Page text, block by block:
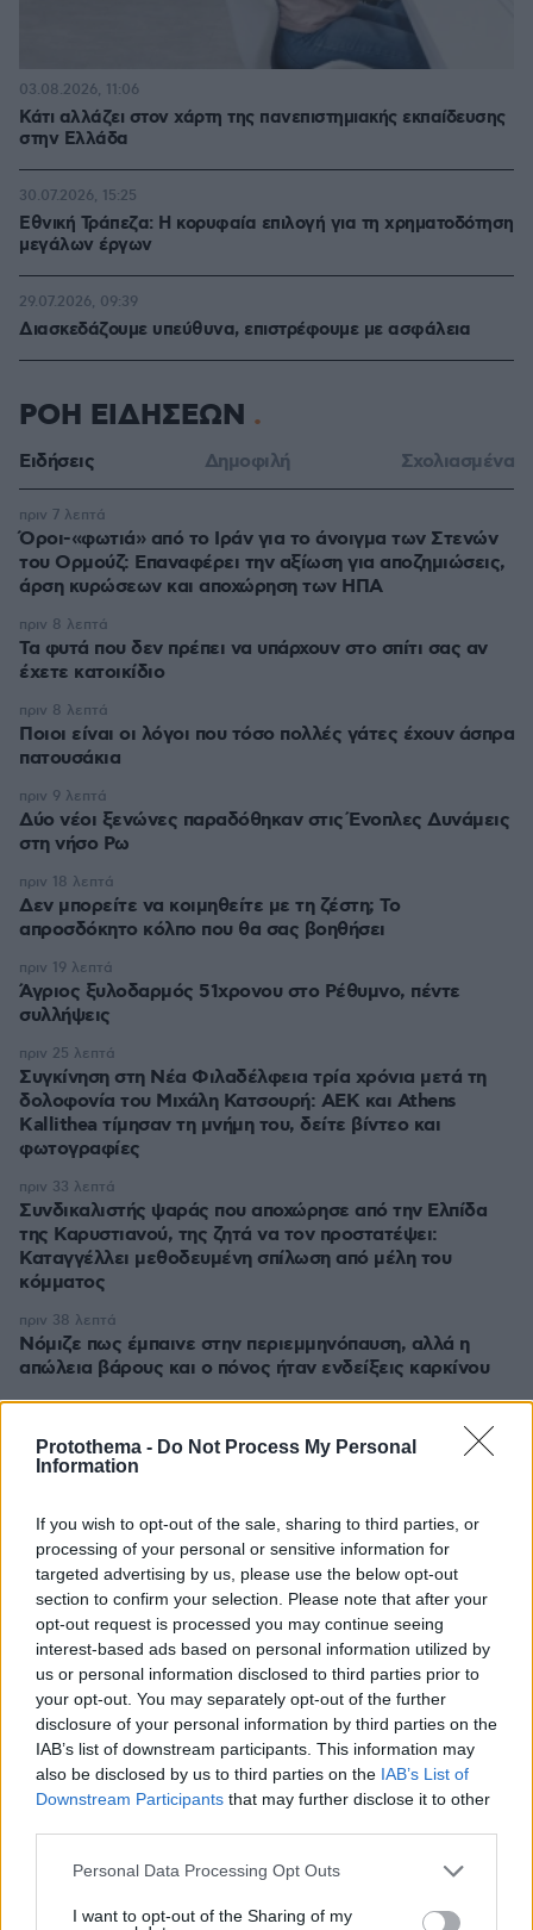
Protothema - Do Not Process My Personal
Information
If you wish to opt-out of the sale, sharing to third parties, or
processing of your personal or sensitive information for
targeted advertising by us, please use the below opt-out
section to confirm your selection. Please note that after your
opt-out request is processed you may continue seeing
interest-based ads based on personal information utilized by
us or personal information disclosed to third parties prior to
your opt-out. You may separately opt-out of the further
disclosure of your personal information by third parties on the
IAB’s list of downstream participants. This information may
also be disclosed by us to third parties on the IAB’s List of
Downstream Participants that may further disclose it to other
Please note that this website/app uses one or more Google
not limited to your visit or usage behaviour. You may click to
Personal Data Processing Opt Outs
I want to opt-out of the Sharing of my
Κάτι αλλάζει στον χάρτη της πανεπιστημιακής εκπαίδευσης
στην Ελλάδα
03.08.2026, 11:06
Εθνική Τράπεζα: Η κορυφαία επιλογή για τη χρηματοδότηση
μεγάλων έργων
30.07.2026, 15:25
Διασκεδάζουμε υπεύθυνα, επιστρέφουμε με ασφάλεια
29.07.2026, 09:39
ΡΟΗ ΕΙΔΗΣΕΩΝ
Ειδήσεις Δημοφιλή Σχολιασμένα
Όροι-«φωτιά» από το Ιράν για το άνοιγμα των Στενών
του Ορμούζ: Επαναφέρει την αξίωση για αποζημιώσεις,
άρση κυρώσεων και αποχώρηση των ΗΠΑ
πριν 7 λεπτά
Τα φυτά που δεν πρέπει να υπάρχουν στο σπίτι σας αν
έχετε κατοικίδιο
πριν 8 λεπτά
Ποιοι είναι οι λόγοι που τόσο πολλές γάτες έχουν άσπρα
πατουσάκια
πριν 8 λεπτά
Δύο νέοι ξενώνες παραδόθηκαν στις Ένοπλες Δυνάμεις
στη νήσο Ρω
πριν 9 λεπτά
Δεν μπορείτε να κοιμηθείτε με τη ζέστη; Το
απροσδόκητο κόλπο που θα σας βοηθήσει
πριν 18 λεπτά
Άγριος ξυλοδαρμός 51χρονου στο Ρέθυμνο, πέντε
συλλήψεις
πριν 19 λεπτά
Συγκίνηση στη Νέα Φιλαδέλφεια τρία χρόνια μετά τη
δολοφονία του Μιχάλη Κατσουρή: ΑΕΚ και Athens
Kallithea τίμησαν τη μνήμη του, δείτε βίντεο και
φωτογραφίες
πριν 25 λεπτά
Συνδικαλιστής ψαράς που αποχώρησε από την Ελπίδα
της Καρυστιανού, της ζητά να τον προστατέψει:
Καταγγέλλει μεθοδευμένη σπίλωση από μέλη του
κόμματος
πριν 33 λεπτά
Νόμιζε πως έμπαινε στην περιεμμηνόπαυση, αλλά η
απώλεια βάρους και ο πόνος ήταν ενδείξεις καρκίνου
πριν 38 λεπτά
Το τσίπουρο θέλει παρέα και αυτούς τους 9 μεζέδες
πριν 38 λεπτά
ΤΑ ΠΙΟ ΔΗΜΟΦΙΛΗ